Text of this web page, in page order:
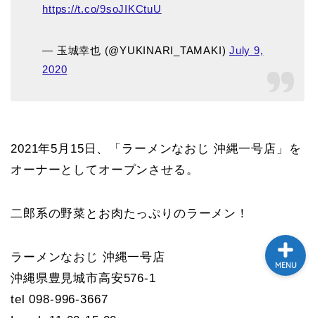
https://t.co/9soJIKCtuU
— 玉城幸也 (@YUKINARI_TAMAKI)July 9,
2020
2021年5月15日、「ラーメンなおじ 沖縄一号店」を
オーナーとしてオープンさせる。
二郎系の野菜とお肉たっぷりのラーメン！
ラーメンなおじ 沖縄一号店
沖縄県豊見城市高安576-1
tel 098-996-3667
MENU
ライブ・イベント